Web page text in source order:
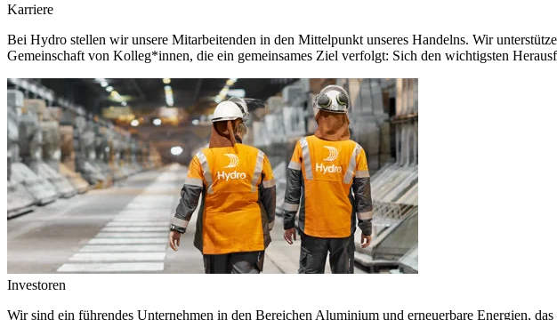
Karriere
Bei Hydro stellen wir unsere Mitarbeitenden in den Mittelpunkt unseres Handelns. Wir
Gemeinschaft von Kolleg*innen, die ein gemeinsames Ziel verfolgt: Sich den wichtigsten
Investoren
Wir sind ein führendes Unternehmen in den Bereichen Aluminium und erneuerbare Energien,